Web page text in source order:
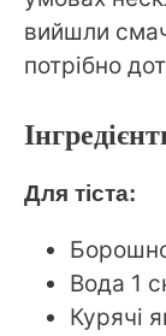
вийшли
потрібно
Для тіста:
Вода 1
Курячі